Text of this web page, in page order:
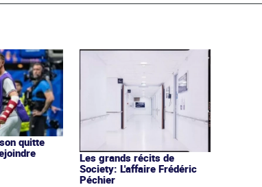
quitte
Les grands récits de
Society: L'affaire Frédéric
Péchier